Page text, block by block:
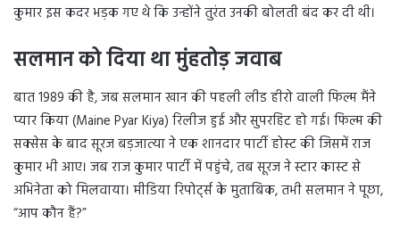
कुमार इस कदर भड़क गए थे कि उन्होंने तुरंत उनकी बोलती बंद कर दी थी।
सलमान को दिया था मुंहतोड़ जवाब
बात 1989 की है, जब सलमान खान की पहली लीड हीरो वाली फिल्म मैंने
प्यार किया (Maine Pyar Kiya) रिलीज हुई और सुपरहिट हो गई। फिल्म की
सक्सेस के बाद सूरज बड़जात्या ने एक शानदार पार्टी होस्ट की जिसमें राज
कुमार भी आए। जब राज कुमार पार्टी में पहुंचे, तब सूरज ने स्टार कास्ट से
अभिनेता को मिलवाया। मीडिया रिपोर्ट्स के मुताबिक, तभी सलमान ने पूछा,
“आप कौन हैं?”